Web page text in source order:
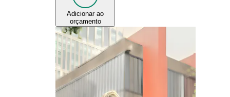
Adicionar ao
orçamento